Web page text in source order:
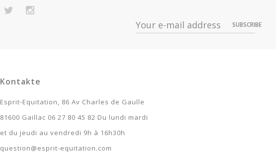
SUBSCRIBE
Kontakte
Esprit-Equitation, 86 Av Charles de Gaulle
81600 Gaillac 06 27 80 45 82 Du lundi mardi
et du jeudi au vendredi 9h à 16h30h
question@esprit-equitation.com